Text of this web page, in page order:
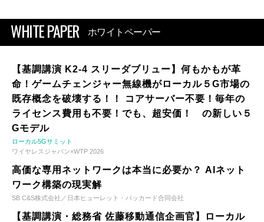
WHITE PAPER ホワイトペーパー
【基調講演 K2-4 スリーダブリュー】何もかもが革
命！ゲームチェンジャー無線機がローカル５G市場の
既存概念を破壊する！！ コアサーバー不要！毎年の
ライセンス費用も不要！でも、超安価！ の新しい５
Gモデル
ローカル5Gサミット
ワイヤレスジャパン×WTP 2026
高価な専用ネットワークは本当に必要か？ AIネット
ワーク構築の現実解
SB C&S株式会社／日本ヒューレット・パッカード合同会社
【基調講演・総務省 佐藤移動通信企画官】ローカル